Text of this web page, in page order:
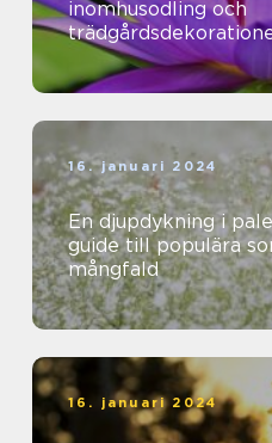
inomhusodling och
vackra färger och
16. januari 2024
En djupdykning i
guide till populära
mångfald
16. januari 2024